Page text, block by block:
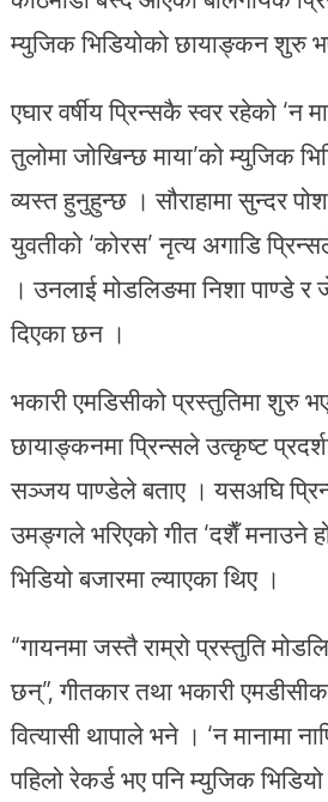
म्युजिक भिडियोको छायाङ्कन शुरु
एघार वर्षीय प्रिन्सकै स्वर रहेको ‘न
तुलोमा जोखिन्छ माया’को म्युजिक
व्यस्त हुनुहुन्छ । सौराहामा सुन्दर
युवतीको ‘कोरस’ नृत्य अगाडि
। उनलाई मोडलिङमा निशा पाण्डे
दिएका छन ।
भकारी एमडिसीको प्रस्तुतिमा शुरु
छायाङ्कनमा प्रिन्सले उत्कृष्ट
सञ्जय पाण्डेले बताए । यसअघि
उमङ्गले भरिएको गीत ‘दशैँ मनाउने
भिडियो बजारमा ल्याएका थिए ।
“गायनमा जस्तै राम्रो प्रस्तुति
छन्”, गीतकार तथा भकारी
वित्यासी थापाले भने । ‘न मानामा
पहिलो रेकर्ड भए पनि म्युजिक